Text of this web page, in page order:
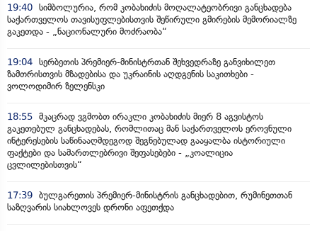
19:40 სიმბოლურია, რომ კობახიძის მოღალატეობრივი განცხადება
საქართველოს თავისუფლებისთვის შეწირული გმირების მემორიალზე
გაკეთდა - „ნაციონალური მოძრაობა“
19:04 სერბეთის პრემიერ-მინისტრთან შეხვედრაზე განვიხილეთ
ზამთრისთვის მზადებისა და უკრაინის აღდგენის საკითხები -
ვოლოდიმირ ზელენსკი
18:55 მკაცრად ვგმობთ ირაკლი კობახიძის მიერ 8 აგვისტოს
გაკეთებულ განცხადებას, რომლითაც მან საქართველოს ეროვნული
ინტერესების საწინააღმდეგოდ შეგნებულად გააყალბა ისტორიული
ფაქტები და სამართლებრივი შეფასებები - „კოალიცია
ცვლილებისთვის“
17:39 ბულგარეთის პრემიერ-მინისტრის განცხადებით, რუმინეთთან
საზღვარის სიახლოვეს დრონი აფეთქდა